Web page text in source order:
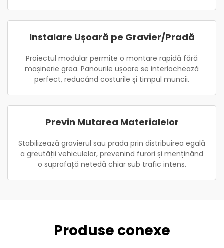
Instalare Ușoară pe Gravier/Pradă
Proiectul modular permite o montare rapidă fără
mașinerie grea. Panourile ușoare se interlochează
perfect, reducând costurile și timpul muncii.
Previn Mutarea Materialelor
Stabilizează gravierul sau prada prin distribuirea egală
a greutății vehiculelor, prevenind furori și menținând
o suprafață netedă chiar sub trafic intens.
Produse conexe